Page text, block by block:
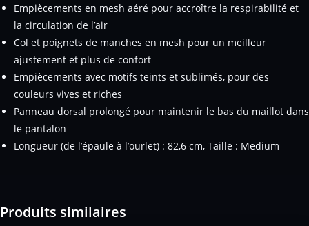
Empiècements en mesh aéré pour accroître la respirabilité et
la circulation de l’air
Col et poignets de manches en mesh pour un meilleur
ajustement et plus de confort
Empiècements avec motifs teints et sublimés, pour des
couleurs vives et riches
Panneau dorsal prolongé pour maintenir le bas du maillot dans
le pantalon
Longueur (de l’épaule à l’ourlet) : 82,6 cm, Taille : Medium
Produits similaires